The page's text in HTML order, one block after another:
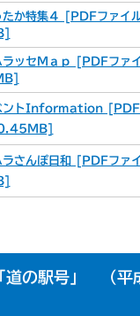
たか特集４ [PDFファイ
ラッセＭａｐ [PDFファ
ントInformation [PDF
ラさんぽ日和 [PDFファ
道の駅号」 （平